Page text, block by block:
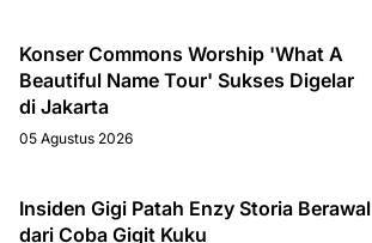
Konser Commons Worship 'What A
Beautiful Name Tour' Sukses Digelar
di Jakarta
05 Agustus 2026
Insiden Gigi Patah Enzy Storia Berawal
dari Coba Gigit Kuku